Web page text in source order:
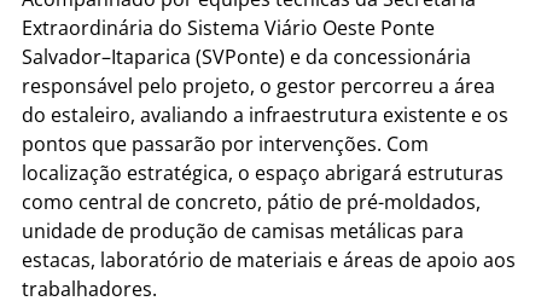
Extraordinária do Sistema Viário Oeste Ponte
Salvador–Itaparica (SVPonte) e da concessionária
responsável pelo projeto, o gestor percorreu a área
do estaleiro, avaliando a infraestrutura existente e os
pontos que passarão por intervenções. Com
localização estratégica, o espaço abrigará estruturas
como central de concreto, pátio de pré-moldados,
unidade de produção de camisas metálicas para
estacas, laboratório de materiais e áreas de apoio aos
trabalhadores.